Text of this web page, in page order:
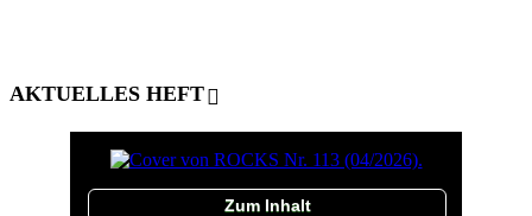
AKTUELLES HEFT
Zum Inhalt